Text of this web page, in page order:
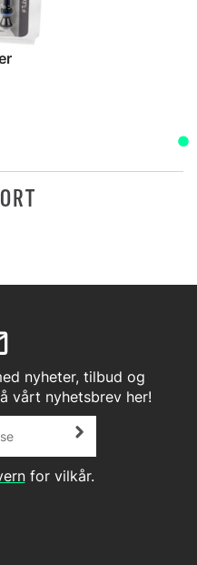
nyheter, tilbud og
vårt nyhetsbrev her!
for vilkår.